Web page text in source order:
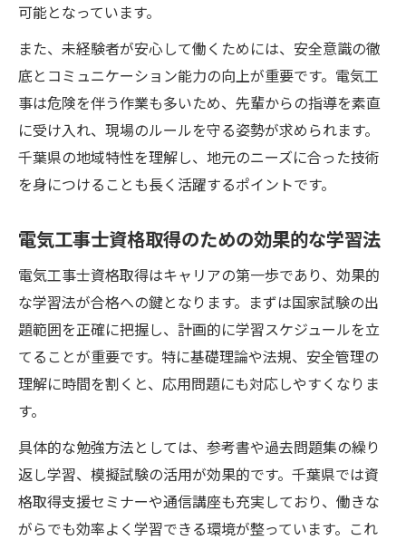
可能となっています。
また、未経験者が安心して働くためには、安全意識の徹
底とコミュニケーション能力の向上が重要です。電気工
事は危険を伴う作業も多いため、先輩からの指導を素直
に受け入れ、現場のルールを守る姿勢が求められます。
千葉県の地域特性を理解し、地元のニーズに合った技術
を身につけることも長く活躍するポイントです。
電気工事士資格取得のための効果的な学習法
電気工事士資格取得はキャリアの第一歩であり、効果的
な学習法が合格への鍵となります。まずは国家試験の出
題範囲を正確に把握し、計画的に学習スケジュールを立
てることが重要です。特に基礎理論や法規、安全管理の
理解に時間を割くと、応用問題にも対応しやすくなりま
す。
具体的な勉強方法としては、参考書や過去問題集の繰り
返し学習、模擬試験の活用が効果的です。千葉県では資
格取得支援セミナーや通信講座も充実しており、働きな
がらでも効率よく学習できる環境が整っています。これ